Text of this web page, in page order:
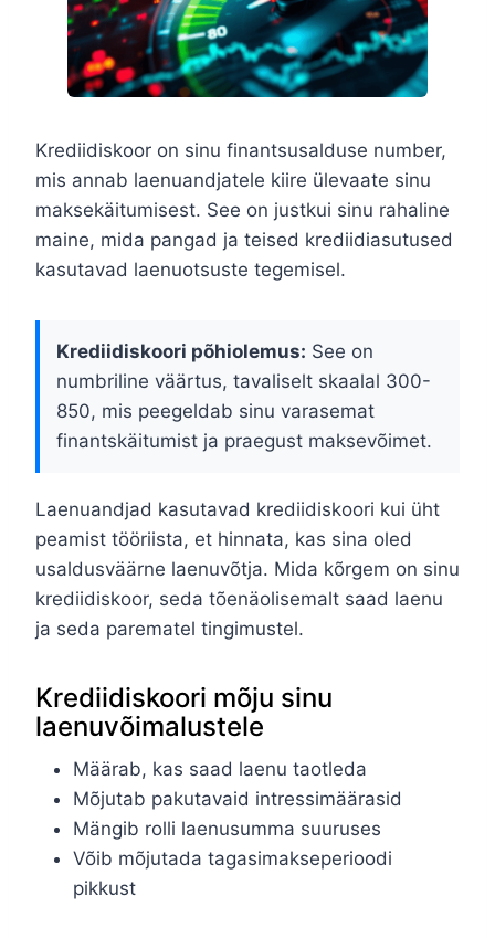
Krediidiskoor on sinu finantsusalduse number,
mis annab laenuandjatele kiire ülevaate sinu
maksekäitumisest. See on justkui sinu rahaline
maine, mida pangad ja teised krediidiasutused
kasutavad laenuotsuste tegemisel.
Krediidiskoori põhiolemus: See on
numbriline väärtus, tavaliselt skaalal 300-
850, mis peegeldab sinu varasemat
finantskäitumist ja praegust maksevõimet.
Laenuandjad kasutavad krediidiskoori kui üht
peamist tööriista, et hinnata, kas sina oled
usaldusväärne laenuvõtja. Mida kõrgem on sinu
krediidiskoor, seda tõenäolisemalt saad laenu
ja seda parematel tingimustel.
Krediidiskoori mõju sinu
laenuvõimalustele
Määrab, kas saad laenu taotleda
Mõjutab pakutavaid intressimäärasid
Mängib rolli laenusumma suuruses
Võib mõjutada tagasimakseperioodi
pikkust